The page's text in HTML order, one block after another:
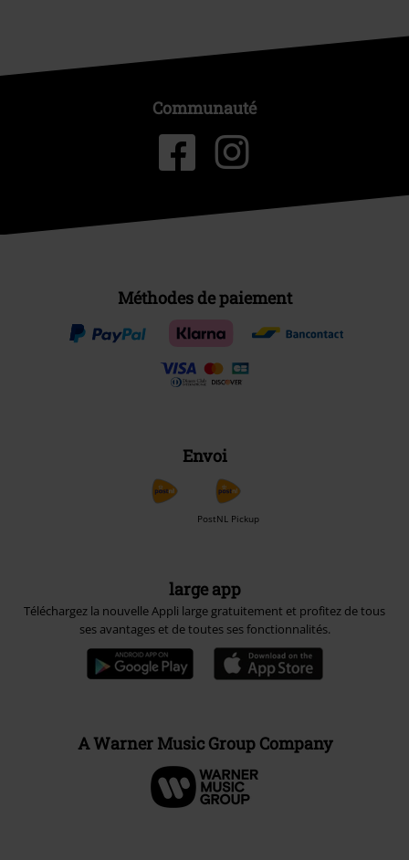
Communauté
Méthodes de paiement
Envoi
PostNL Pickup
large app
Téléchargez la nouvelle Appli large gratuitement et profitez de tous
ses avantages et de toutes ses fonctionnalités.
A Warner Music Group Company